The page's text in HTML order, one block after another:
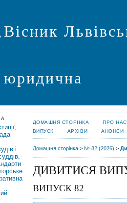
Вісник
юридична
і
ДОМАШНЯ СТОРІНКА
ПРО НАС
ВИПУСК
АРХІВИ АНОНСИ
Домашня сторінка> № 82 (2026) >
ДИВИТИСЯ
ВИПУСК 82